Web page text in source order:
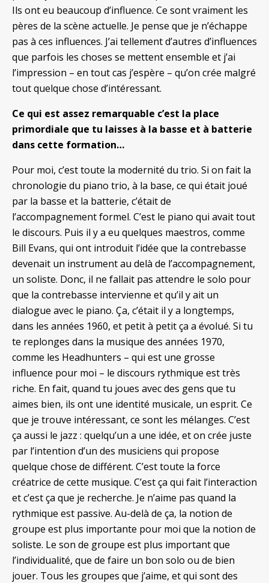
Ils ont eu beaucoup d’influence. Ce sont vraiment les
pères de la scène actuelle. Je pense que je n’échappe
pas à ces influences. J’ai tellement d’autres d’influences
que parfois les choses se mettent ensemble et j’ai
l’impression – en tout cas j’espère – qu’on crée malgré
tout quelque chose d’intéressant.
Ce qui est assez remarquable c’est la place
primordiale que tu laisses à la basse et à batterie
dans cette formation…
Pour moi, c’est toute la modernité du trio. Si on fait la
chronologie du piano trio, à la base, ce qui était joué
par la basse et la batterie, c’était de
l’accompagnement formel. C’est le piano qui avait tout
le discours. Puis il y a eu quelques maestros, comme
Bill Evans, qui ont introduit l’idée que la contrebasse
devenait un instrument au delà de l’accompagnement,
un soliste. Donc, il ne fallait pas attendre le solo pour
que la contrebasse intervienne et qu’il y ait un
dialogue avec le piano. Ça, c’était il y a longtemps,
dans les années 1960, et petit à petit ça a évolué. Si tu
te replonges dans la musique des années 1970,
comme les Headhunters – qui est une grosse
influence pour moi – le discours rythmique est très
riche. En fait, quand tu joues avec des gens que tu
aimes bien, ils ont une identité musicale, un esprit. Ce
que je trouve intéressant, ce sont les mélanges. C’est
ça aussi le jazz : quelqu’un a une idée, et on crée juste
par l’intention d’un des musiciens qui propose
quelque chose de différent. C’est toute la force
créatrice de cette musique. C’est ça qui fait l’interaction
et c’est ça que je recherche. Je n’aime pas quand la
rythmique est passive. Au-delà de ça, la notion de
groupe est plus importante pour moi que la notion de
soliste. Le son de groupe est plus important que
l’individualité, que de faire un bon solo ou de bien
jouer. Tous les groupes que j’aime, et qui sont des